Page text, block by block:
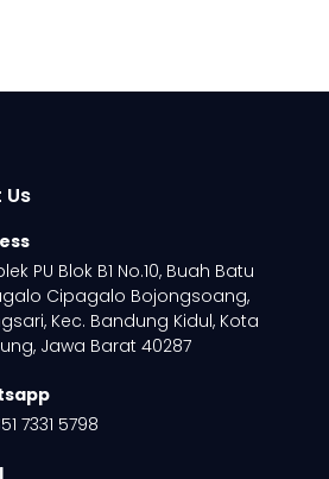
PU Blok B1 No.10, Buah Batu
Cipagalo Bojongsoang,
Kec. Bandung Kidul, Kota
Jawa Barat 40287
7331 5798